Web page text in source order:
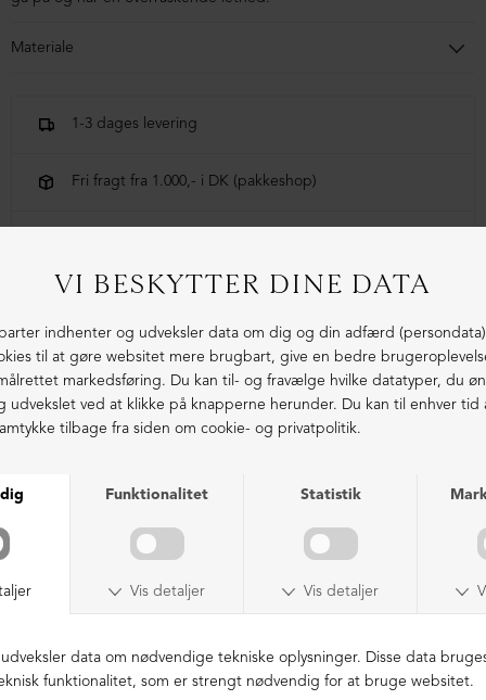
Materiale
1-3 dages levering
Fri fragt fra 1.000,- i DK (pakkeshop)
LIGNENDE PRODUKTER